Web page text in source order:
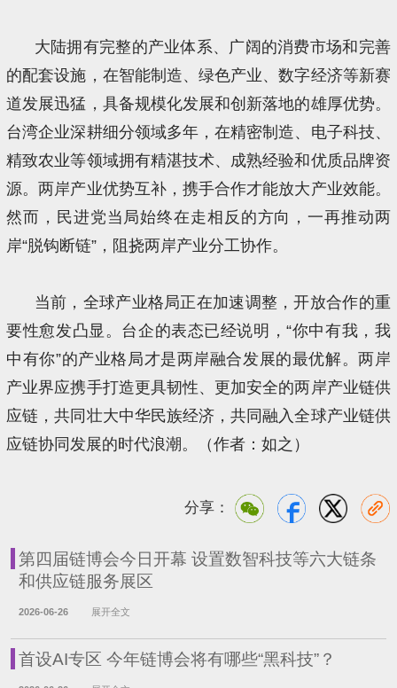
大陆拥有完整的产业体系、广阔的消费市场和完善
的配套设施，在智能制造、绿色产业、数字经济等新赛
道发展迅猛，具备规模化发展和创新落地的雄厚优势。
台湾企业深耕细分领域多年，在精密制造、电子科技、
精致农业等领域拥有精湛技术、成熟经验和优质品牌资
源。两岸产业优势互补，携手合作才能放大产业效能。
然而，民进党当局始终在走相反的方向，一再推动两
岸“脱钩断链”，阻挠两岸产业分工协作。
当前，全球产业格局正在加速调整，开放合作的重
要性愈发凸显。台企的表态已经说明，“你中有我，我
中有你”的产业格局才是两岸融合发展的最优解。两岸
产业界应携手打造更具韧性、更加安全的两岸产业链供
应链，共同壮大中华民族经济，共同融入全球产业链供
应链协同发展的时代浪潮。（作者：如之）
分享：
第四届链博会今日开幕 设置数智科技等六大链条
和供应链服务展区
2026-06-26 展开全文
首设AI专区 今年链博会将有哪些“黑科技”？